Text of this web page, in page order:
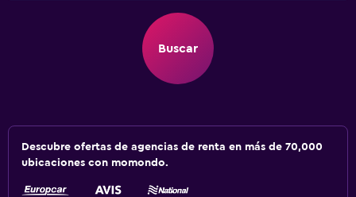
Buscar
Descubre ofertas de agencias de renta en más de 70,000
ubicaciones con momondo.